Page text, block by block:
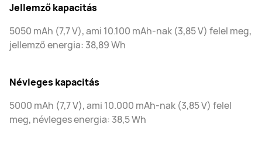
Jellemző kapacitás
5050 mAh (7,7 V), ami 10.100 mAh-nak (3,85 V) felel meg,
jellemző energia: 38,89 Wh
Névleges kapacitás
5000 mAh (7,7 V), ami 10.000 mAh-nak (3,85 V) felel
meg, névleges energia: 38,5 Wh